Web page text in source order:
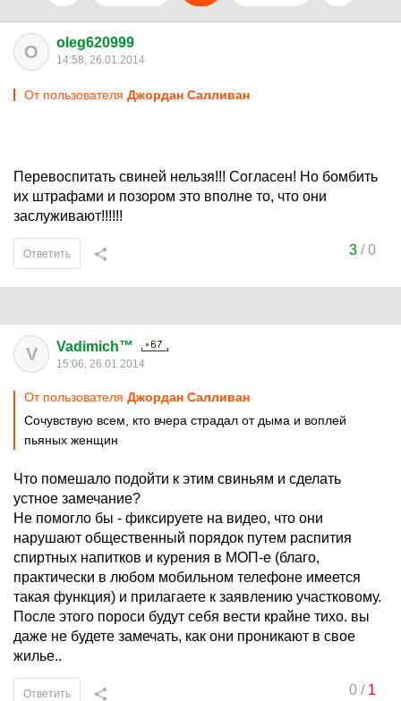
O oleg620999
14:58, 26.01.2014
От пользователя Джордан Салливан
Перевоспитать свиней нельзя!!! Согласен! Но бомбить
их штрафами и позором это вполне то, что они
заслуживают!!!!!!
3/0
Ответить
V Vadimich™
15:06, 26.01.2014
От пользователя Джордан Салливан
Сочувствую всем, кто вчера страдал от дыма и воплей
пьяных женщин
Что помешало подойти к этим свиньям и сделать
устное замечание?
Не помогло бы - фиксируете на видео, что они
нарушают общественный порядок путем распития
спиртных напитков и курения в МОП-е (благо,
практически в любом мобильном телефоне имеется
такая функция) и прилагаете к заявлению участковому.
После этого пороси будут себя вести крайне тихо. вы
даже не будете замечать, как они проникают в свое
жилье..
0/ 1
Ответить